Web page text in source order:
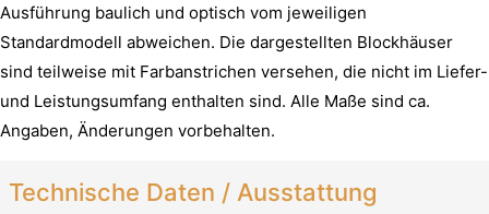
Ausführung baulich und optisch vom jeweiligen
Standardmodell abweichen. Die dargestellten Blockhäuser
sind teilweise mit Farbanstrichen versehen, die nicht im Liefer-
und Leistungsumfang enthalten sind. Alle Maße sind ca.
Angaben, Änderungen vorbehalten.
Technische Daten / Ausstattung